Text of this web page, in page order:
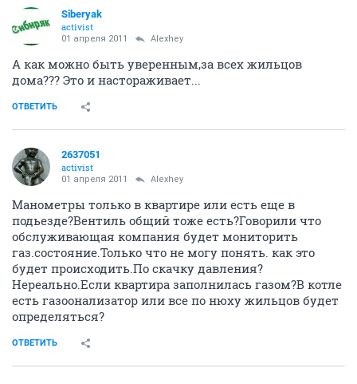
Siberyak
activist
01 апреля 2011 Alexhey
А как можно быть уверенным,за всех жильцов
дома??? Это и настораживает...
ОТВЕТИТЬ
2637051
activist
01 апреля 2011 Alexhey
Манометры только в квартире или есть еще в
подьезде?Вентиль общий тоже есть?Говорили что
обслуживающая компания будет мониторить
газ.состояние.Только что не могу понять. как это
будет происходить.По скачку давления?
Нереально.Если квартира заполнилась газом?В котле
есть газоонализатор или все по нюху жильцов будет
определяться?
ОТВЕТИТЬ